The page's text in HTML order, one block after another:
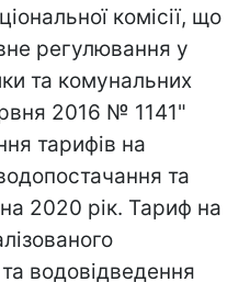
комісії, що
регулювання у
та комунальних
2016 № 1141"
тарифів на
та
2020 рік. Тариф на
водовідведення